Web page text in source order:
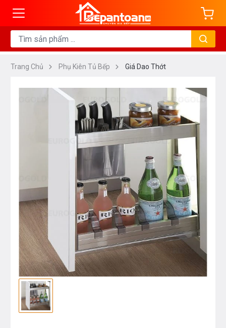
Trang Chủ Phụ Kiên Tủ Bếp Giá Dao Thớt